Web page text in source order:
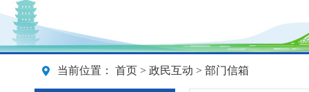
当前位置： 首页 > 政民互动 > 部门信箱